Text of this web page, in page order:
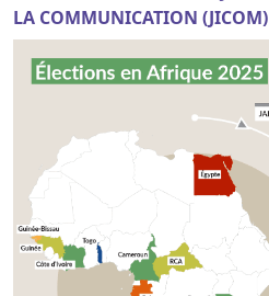
LA COMMUNICATION (JICOM)